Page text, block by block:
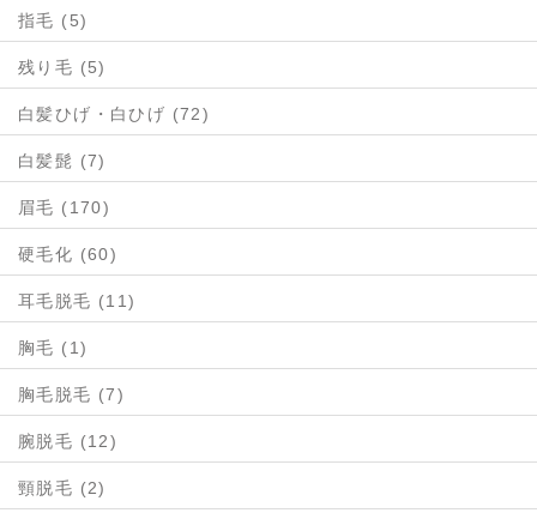
指毛 (5)
残り毛 (5)
白髪ひげ・白ひげ (72)
白髪髭 (7)
眉毛 (170)
硬毛化 (60)
耳毛脱毛 (11)
胸毛 (1)
胸毛脱毛 (7)
腕脱毛 (12)
頸脱毛 (2)